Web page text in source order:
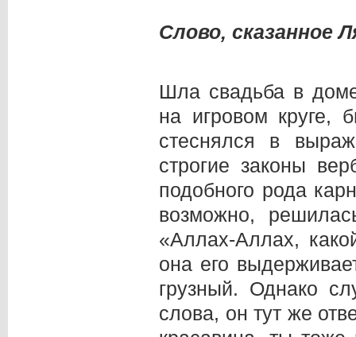
Слово, сказанное
Шла свадьба в
на игровом круге,
стеснялся в
строгие законы
подобного рода
возможно,
«Аллах-Аллах,
она его
грузный. Однако
слова, он тут же